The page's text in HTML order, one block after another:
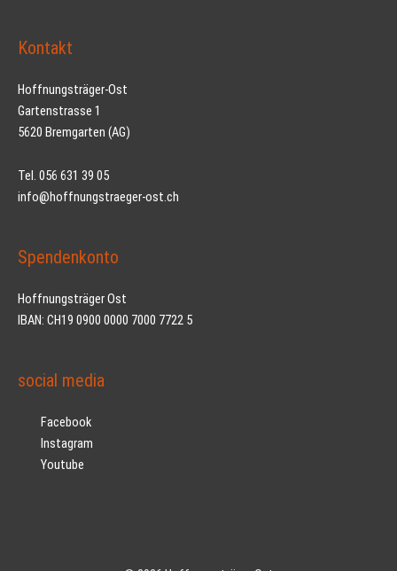
Kontakt
Hoffnungsträger-Ost
Gartenstrasse 1
5620 Bremgarten (AG)
Tel. 056 631 39 05
info@hoffnungstraeger-ost.ch
Spendenkonto
Hoffnungsträger Ost
IBAN: CH19 0900 0000 7000 7722 5
social media
Facebook
Instagram
Youtube